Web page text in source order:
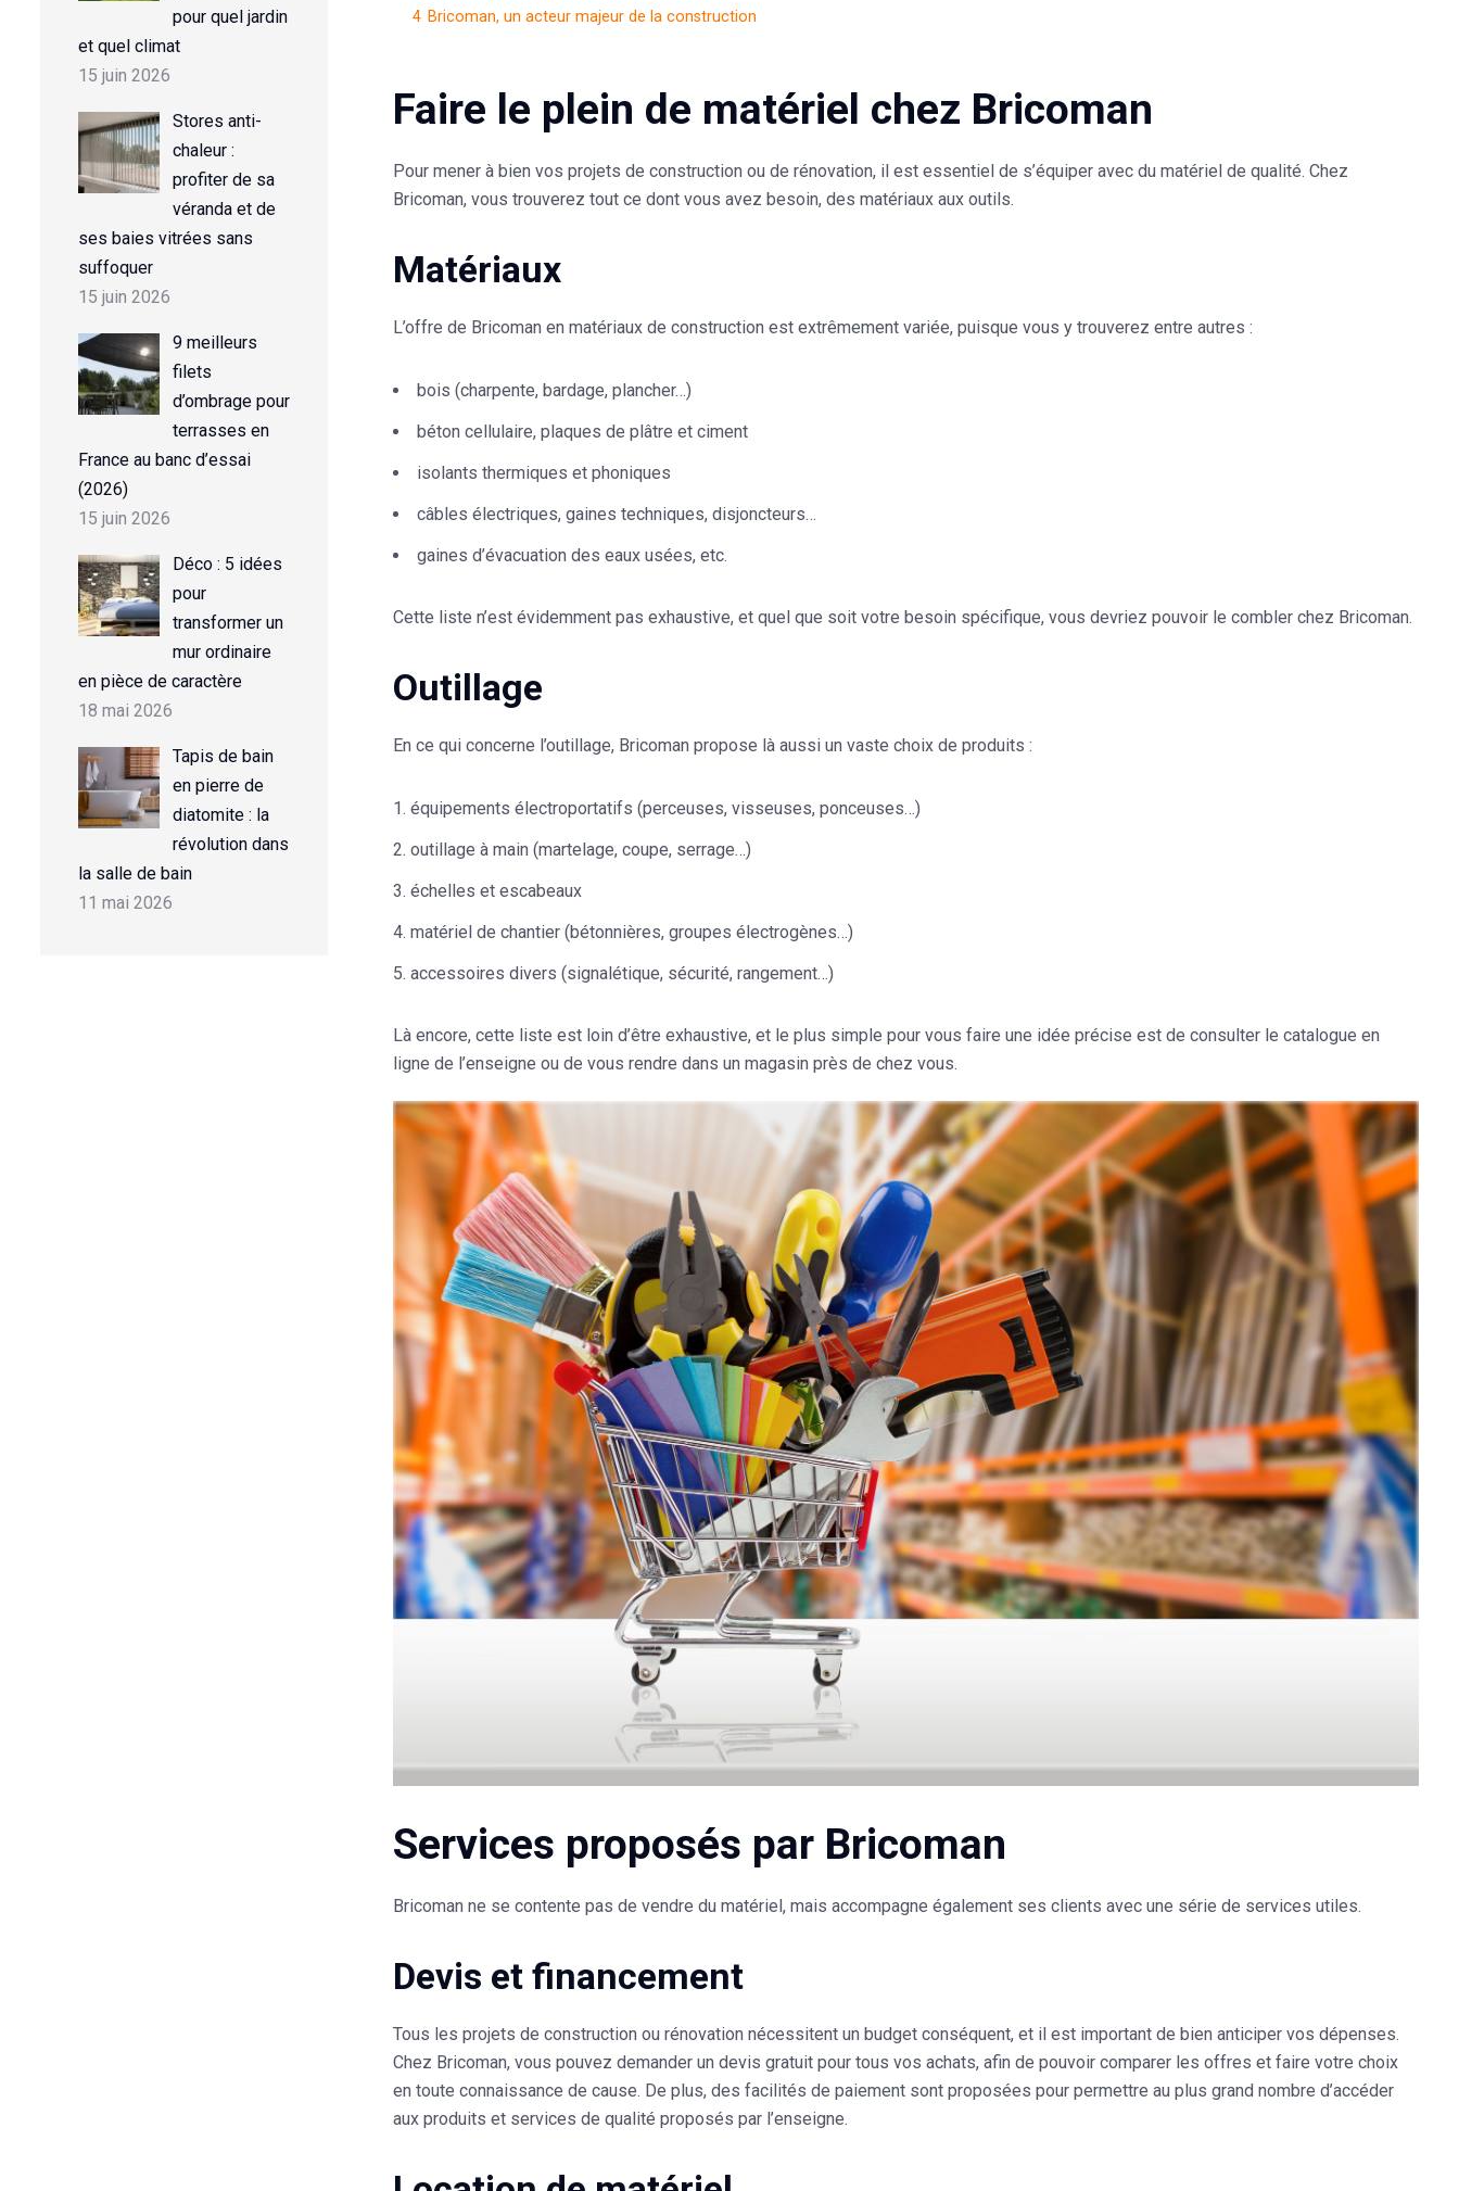
pour quel jardin
et quel climat
15 juin 2026
Stores anti-
chaleur :
profiter de sa
véranda et de
ses baies vitrées sans
suffoquer
15 juin 2026
9 meilleurs
filets
d’ombrage pour
terrasses en
France au banc d’essai
(2026)
15 juin 2026
Déco : 5 idées
pour
transformer un
mur ordinaire
en pièce de caractère
18 mai 2026
Tapis de bain
en pierre de
diatomite : la
révolution dans
la salle de bain
11 mai 2026
4 Bricoman, un acteur majeur de la construction
Faire le plein de matériel chez Bricoman
Pour mener à bien vos projets de construction ou de rénovation, il est essentiel de s’équiper avec du matériel de qualité. Chez
Bricoman, vous trouverez tout ce dont vous avez besoin, des matériaux aux outils.
Matériaux
L’offre de Bricoman en matériaux de construction est extrêmement variée, puisque vous y trouverez entre autres :
bois (charpente, bardage, plancher…)
béton cellulaire, plaques de plâtre et ciment
isolants thermiques et phoniques
câbles électriques, gaines techniques, disjoncteurs…
gaines d’évacuation des eaux usées, etc.
Cette liste n’est évidemment pas exhaustive, et quel que soit votre besoin spécifique, vous devriez pouvoir le combler chez Bricoman.
Outillage
En ce qui concerne l’outillage, Bricoman propose là aussi un vaste choix de produits :
équipements électroportatifs (perceuses, visseuses, ponceuses…)
outillage à main (martelage, coupe, serrage…)
échelles et escabeaux
matériel de chantier (bétonnières, groupes électrogènes…)
accessoires divers (signalétique, sécurité, rangement…)
Là encore, cette liste est loin d’être exhaustive, et le plus simple pour vous faire une idée précise est de consulter le catalogue en
ligne de l’enseigne ou de vous rendre dans un magasin près de chez vous.
Services proposés par Bricoman
Bricoman ne se contente pas de vendre du matériel, mais accompagne également ses clients avec une série de services utiles.
Devis et financement
Tous les projets de construction ou rénovation nécessitent un budget conséquent, et il est important de bien anticiper vos dépenses.
Chez Bricoman, vous pouvez demander un devis gratuit pour tous vos achats, afin de pouvoir comparer les offres et faire votre choix
en toute connaissance de cause. De plus, des facilités de paiement sont proposées pour permettre au plus grand nombre d’accéder
aux produits et services de qualité proposés par l’enseigne.